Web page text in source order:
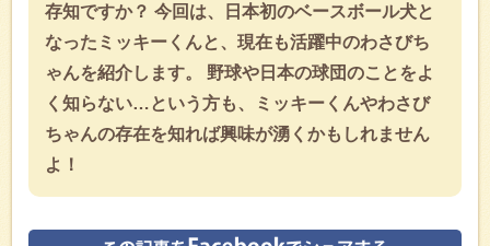
存知ですか？ 今回は、日本初のベースボール犬と
なったミッキーくんと、現在も活躍中のわさびち
ゃんを紹介します。 野球や日本の球団のことをよ
く知らない…という方も、ミッキーくんやわさび
ちゃんの存在を知れば興味が湧くかもしれません
よ！